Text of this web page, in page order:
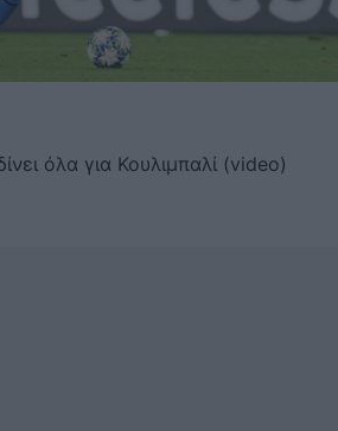
όλα για Κουλιμπαλί (video)